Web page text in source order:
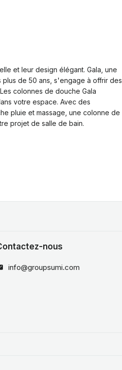
et leur design élégant. Gala, une
de 50 ans, s'engage à offrir des
colonnes de douche Gala
votre espace. Avec des
pluie et massage, une colonne de
projet de salle de bain.
nous
info@groupsumi.com